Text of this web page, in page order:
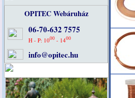
OPITEC Webáruház
06-70-632 7575
H - P: 1000 - 1400
info@opitec.hu